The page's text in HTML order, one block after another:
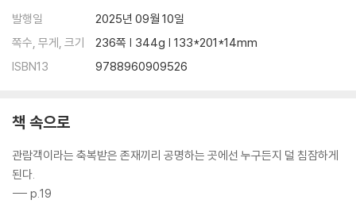
잠적을 위한 장소
발행일
2025년 09월 10일
쪽수, 무게, 크기
236쪽 | 344g | 133*201*14mm
ISBN13
9788960909526
책 속으로
관람객이라는 축복받은 존재끼리 공명하는 곳에선 누구든지 덜 침잠하게
된다.
--- p.19